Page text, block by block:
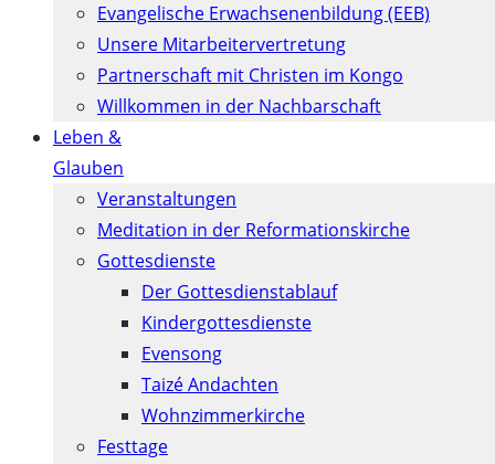
Evangelische Erwachsenenbildung (EEB)
Unsere Mitarbeitervertretung
Partnerschaft mit Christen im Kongo
Willkommen in der Nachbarschaft
Leben &
Glauben
Veranstaltungen
Meditation in der Reformationskirche
Gottesdienste
Der Gottesdienstablauf
Kindergottesdienste
Evensong
Taizé Andachten
Wohnzimmerkirche
Festtage